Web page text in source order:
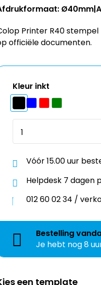
Colop Printer R40
officiële documenten.
Vóór 15.00 uur
Helpdesk 7 dagen
012 60 02 34 /
Bestelling
Je hebt nog8